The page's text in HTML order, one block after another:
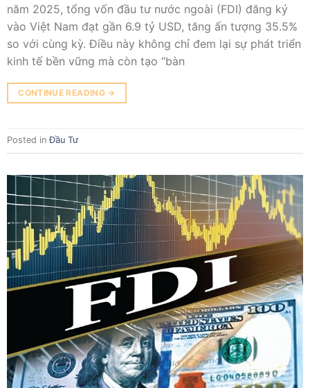
năm 2025, tổng vốn đầu tư nước ngoài (FDI) đăng ký
vào Việt Nam đạt gần 6.9 tỷ USD, tăng ấn tượng 35.5%
so với cùng kỳ. Điều này không chỉ đem lại sự phát triển
kinh tế bền vững mà còn tạo “bàn
CONTINUE READING →
Posted inĐầu Tư